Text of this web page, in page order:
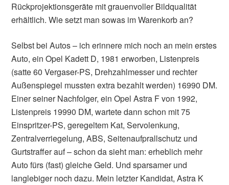
Rückprojektionsgeräte mit grauenvoller Bildqualität
erhältlich. Wie setzt man sowas im Warenkorb an?
Selbst bei Autos – ich erinnere mich noch an mein erstes
Auto, ein Opel Kadett D, 1981 erworben, Listenpreis
(satte 60 Vergaser-PS, Drehzahlmesser und rechter
Außenspiegel mussten extra bezahlt werden) 16990 DM.
Einer seiner Nachfolger, ein Opel Astra F von 1992,
Listenpreis 19990 DM, wartete dann schon mit 75
Einspritzer-PS, geregeltem Kat, Servolenkung,
Zentralverriegelung, ABS, Seitenaufprallschutz und
Gurtstraffer auf – schon da sieht man: erheblich mehr
Auto fürs (fast) gleiche Geld. Und sparsamer und
langlebiger noch dazu. Mein letzter Kandidat, Astra K